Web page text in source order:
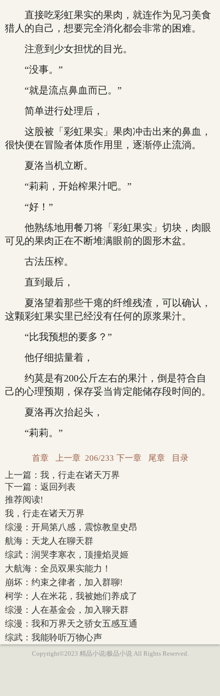
直接吃彩虹果实的果肉，就连作为见习美食
猎人的自己，想要完全消化都会非常的困难。
注意到少女担忧的目光。
“没事。”
“就是流点鼻血而已。”
简单进行处理后，
这股被「彩虹果实」果肉冲击出来的鼻血，
很快便在冒险者体质作用里，逐渐停止流淌。
夏洛当机立断。
“莉莉，开始榨果汁吧。”
“好！”
他熟练地用餐刀将「彩虹果实」切块，肉眼
可见的果肉正在不断堆满眼前的圆形木盆。
古法压榨。
直到最后，
夏洛望着那些干瘪的纤维残渣，可以确认，
这颗彩虹果实里已经没有任何的原浆果汁。
“比我预想的要多？”
他仔细掂量着，
约莫是有200公斤左右的果汁，倒是符合自
己的心理预期，保存妥当肯定能储存段时间的。
夏洛再次抬起头，
“莉莉。”
首章 上一章 206/233 下一章 尾章 目录
上一篇： 我，行走在诸天万界
下一篇： 返回列表
推荐阅读!
我，行走在诸天万界
综漫：开局第八感，震惊教皇史昂
航海：天龙人在聊天群
综武：润哭李寒衣，顶撞焰灵姬
大航海：全员双果实能力！
崩坏：约束之律者，加入群聊!
柯学：人在米花，我被她们养成了
综漫：人在基金会，加入聊天群
综漫：我和万界天之骄女五感互通
综武：我能聆听万物心声
Copyright©2023 精品小说|极品小说 All Rights Reserved.